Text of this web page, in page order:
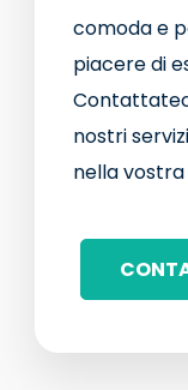
comoda e
piacere di
nostri
nella